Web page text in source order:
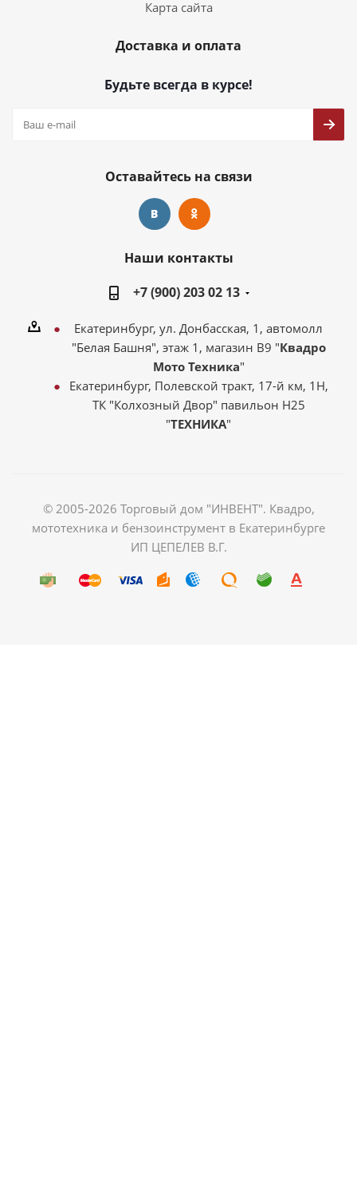
Карта сайта
Доставка и оплата
Будьте всегда в курсе!
Оставайтесь на связи
Наши контакты
+7 (900) 203 02 13
Екатеринбург, ул. Донбасская, 1, автомолл
"Белая Башня", этаж 1, магазин В9 "Квадро
Мото Техника"
Екатеринбург, Полевской тракт, 17-й км, 1Н,
ТК "Колхозный Двор" павильон Н25
"ТЕХНИКА"
© 2005-2026 Торговый дом "ИНВЕНТ". Квадро,
мототехника и бензоинструмент в Екатеринбурге
ИП ЦЕПЕЛЕВ В.Г.